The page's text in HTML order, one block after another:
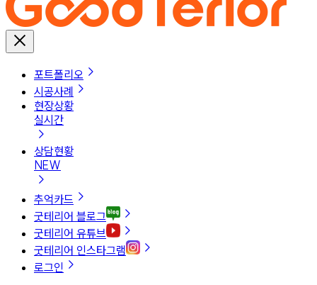
포트폴리오
시공사례
현장상황
실시간
상담현황
NEW
추억카드
굿테리어 블로그
굿테리어 유튜브
굿테리어 인스타그램
로그인